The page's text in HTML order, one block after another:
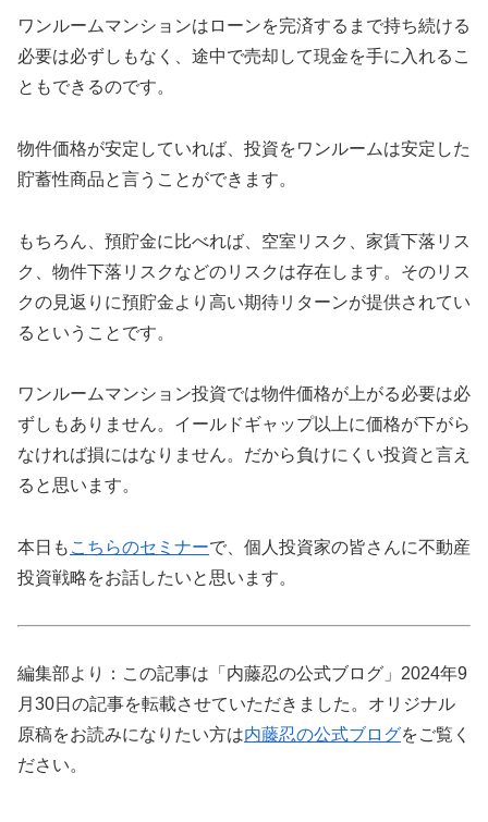
ワンルームマンションはローンを完済するまで持ち続ける
必要は必ずしもなく、途中で売却して現金を手に入れるこ
ともできるのです。
物件価格が安定していれば、投資をワンルームは安定した
貯蓄性商品と言うことができます。
もちろん、預貯金に比べれば、空室リスク、家賃下落リス
ク、物件下落リスクなどのリスクは存在します。そのリス
クの見返りに預貯金より高い期待リターンが提供されてい
るということです。
ワンルームマンション投資では物件価格が上がる必要は必
ずしもありません。イールドギャップ以上に価格が下がら
なければ損にはなりません。だから負けにくい投資と言え
ると思います。
本日も こちらのセミナーで、個人投資家の皆さんに不動産
投資戦略をお話したいと思います。
編集部より：この記事は「内藤忍の公式ブログ」2024年9
月30日の記事を転載させていただきました。オリジナル
原稿をお読みになりたい方は内藤忍の公式ブログをご覧く
ださい。